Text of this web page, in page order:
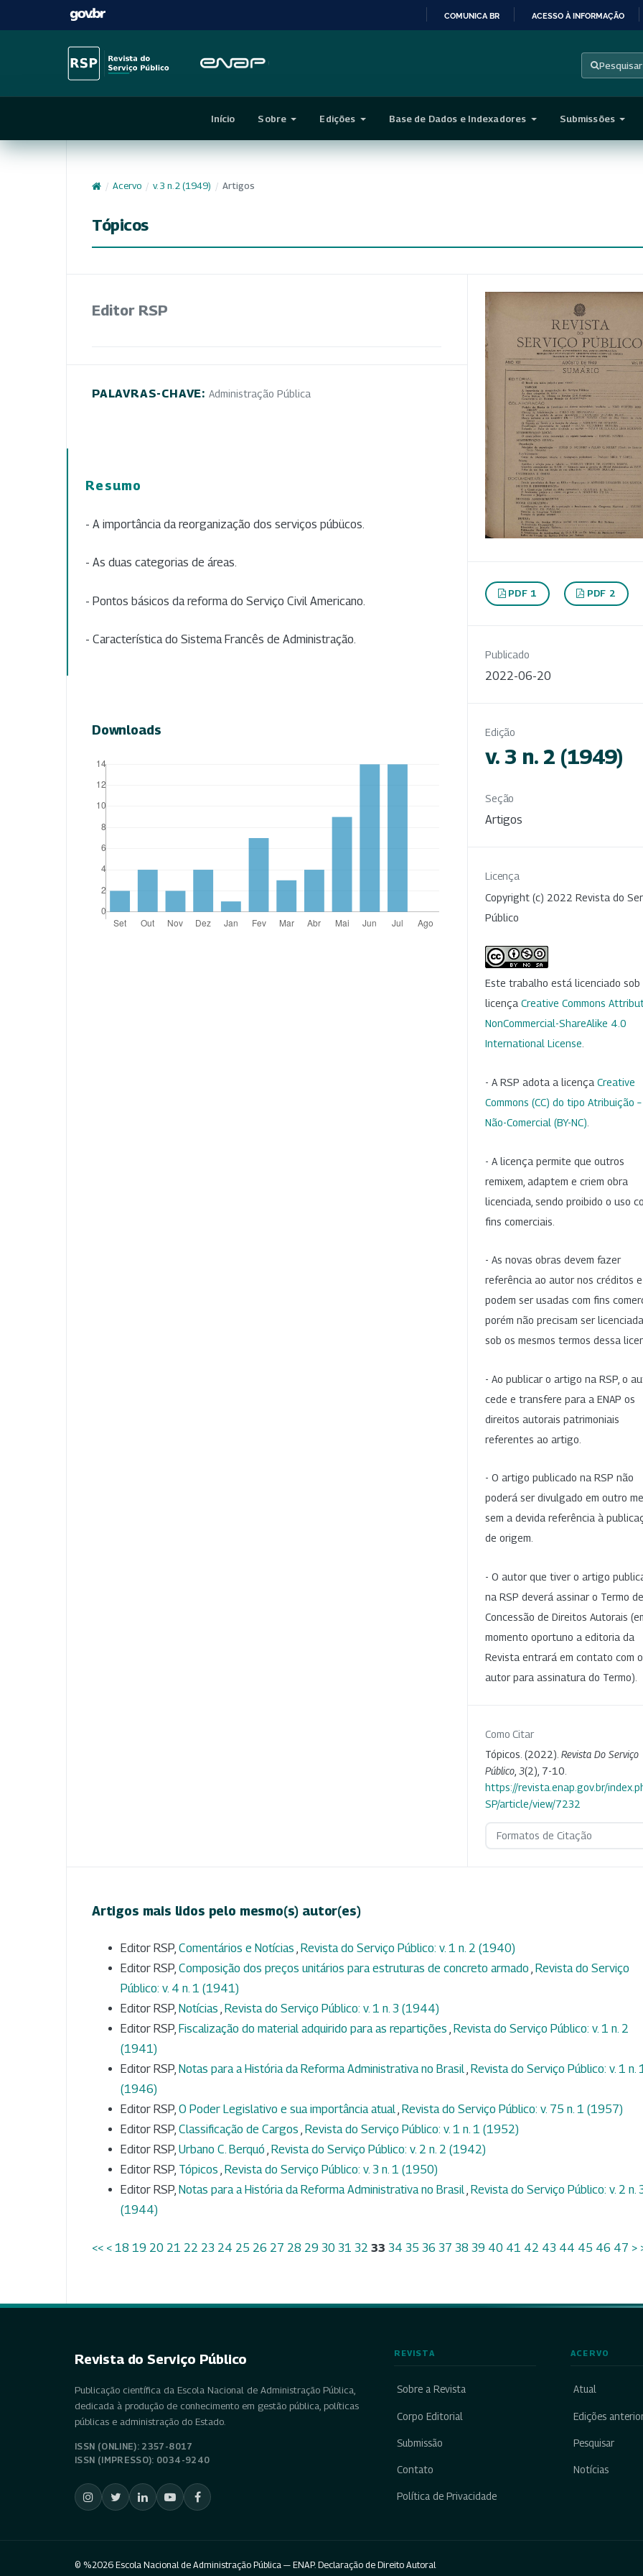
CONTEÚDO
COMUNICA BR ACESSO À INFORMAÇÃO
Pesquisar
Início Sobre Edições Base de Dados e Indexadores Submissões
/ Acervo / v. 3 n. 2 (1949) / Artigos
Tópicos
Editor RSP
PALAVRAS-CHAVE: Administração Pública
Resumo
- A importância da reorganização dos serviços púbücos.
- As duas categorias de áreas.
- Pontos básicos da reforma do Serviço Civil Americano.
- Característica do Sistema Francês de Administração.
Downloads
PDF 1 PDF 2
Publicado
2022-06-20
Edição
v. 3 n. 2 (1949)
Seção
Artigos
Licença
Copyright (c) 2022 Revista do
Público
Este trabalho está licenciado sob
licença Creative Commons
NonCommercial-ShareAlike 4.0
International License.
- A RSP adota a licença Creative
Commons (CC) do tipo Atribuição –
Não-Comercial (BY-NC)
- A licença permite que outros
remixem, adaptem e criem obra
licenciada, sendo proibido o uso
fins comerciais.
- As novas obras devem fazer
referência ao autor nos créditos
podem ser usadas com fins
porém não precisam ser
sob os mesmos termos dessa
- Ao publicar o artigo na RSP, o
cede e transfere para a ENAP os
direitos autorais patrimoniais
referentes ao artigo.
- O artigo publicado na RSP não
poderá ser divulgado em outro
sem a devida referência à
de origem.
- O autor que tiver o artigo
na RSP deverá assinar o Termo de
Concessão de Direitos Autorais
momento oportuno a editoria da
Revista entrará em contato com o
autor para assinatura do Termo).
Como Citar
Tópicos. (2022). Revista Do Serviço
Público 3(2), 7-10.
https://revista.enap.gov.br/
SP/article/view/7232
Formatos de Citação
Artigos mais lidos pelo mesmo(s) autor(es)
Editor RSP, Comentários e Notícias Revista do Serviço Público: v. 1 n. 2 (1940)
Editor RSP, Composição dos preços unitários para estruturas de concreto armado Revista do Serviço
Público: v. 4 n. 1 (1941)
Editor RSP, Notícias Revista do Serviço Público: v. 1 n. 3 (1944)
Editor RSP, Fiscalização do material adquirido para as repartições Revista do Serviço Público: v. 1 n. 2
(1941)
Editor RSP, Notas para a História da Reforma Administrativa no Brasil Revista do Serviço Público: v. 1 n. 1
(1946)
Editor RSP, O Poder Legislativo e sua importância atual Revista do Serviço Público: v. 75 n. 1 (1957)
Editor RSP, Classificação de Cargos Revista do Serviço Público: v. 1 n. 1 (1952)
Editor RSP, Urbano C. Berquó Revista do Serviço Público: v. 2 n. 2 (1942)
Editor RSP, Tópicos Revista do Serviço Público: v. 3 n. 1 (1950)
Editor RSP, Notas para a História da Reforma Administrativa no Brasil Revista do Serviço Público: v. 2 n.
(1944)
<< < 18 19 20 21 22 23 24 25 26 27 28 29 30 31 32 33 34 35 36 37 38 39 40 41 42 43 44 45 46 47 >
Revista do Serviço Público
Publicação científica da Escola Nacional de Administração Pública,
dedicada à produção de conhecimento em gestão pública, políticas
públicas e administração do Estado.
ISSN (ONLINE): 2357-8017
ISSN (IMPRESSO): 0034-9240
REVISTA
Sobre a Revista
Corpo Editorial
Submissão
Contato
Política de Privacidade
ACERVO
Atual
Edições
Pesquisar
Notícias
© %2026 Escola Nacional de Administração Pública — ENAP. Declaração de Direito Autoral